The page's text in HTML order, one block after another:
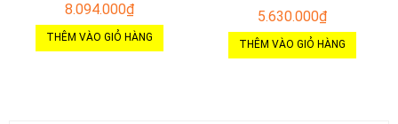
8.094.000₫
THÊM VÀO GIỎ HÀNG
5.630.000₫
THÊM VÀO GIỎ HÀNG